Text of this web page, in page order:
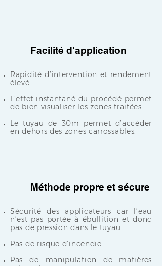
Rapidité d’intervention et rendement
élevé.
L’effet instantané du procédé permet
de bien visualiser les zones traitées.
Le tuyau de 30m permet d’accéder
en dehors des zones carrossables.
Facilité d'application
Sécurité des applicateurs car l’eau
n’est pas portée à ébullition et donc
pas de pression dans le tuyau.
Pas de risque d’incendie.
Pas de manipulation de matières
Méthode propre et sécure